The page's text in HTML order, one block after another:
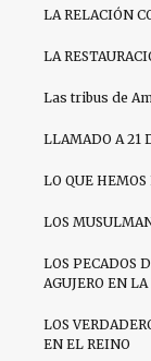
LA RELACIÓN
LA
Las tribus de
LLAMADO A 21
LO QUE HEMOS
LOS
LOS PECADOS
AGUJERO EN
LOS
EN EL REINO